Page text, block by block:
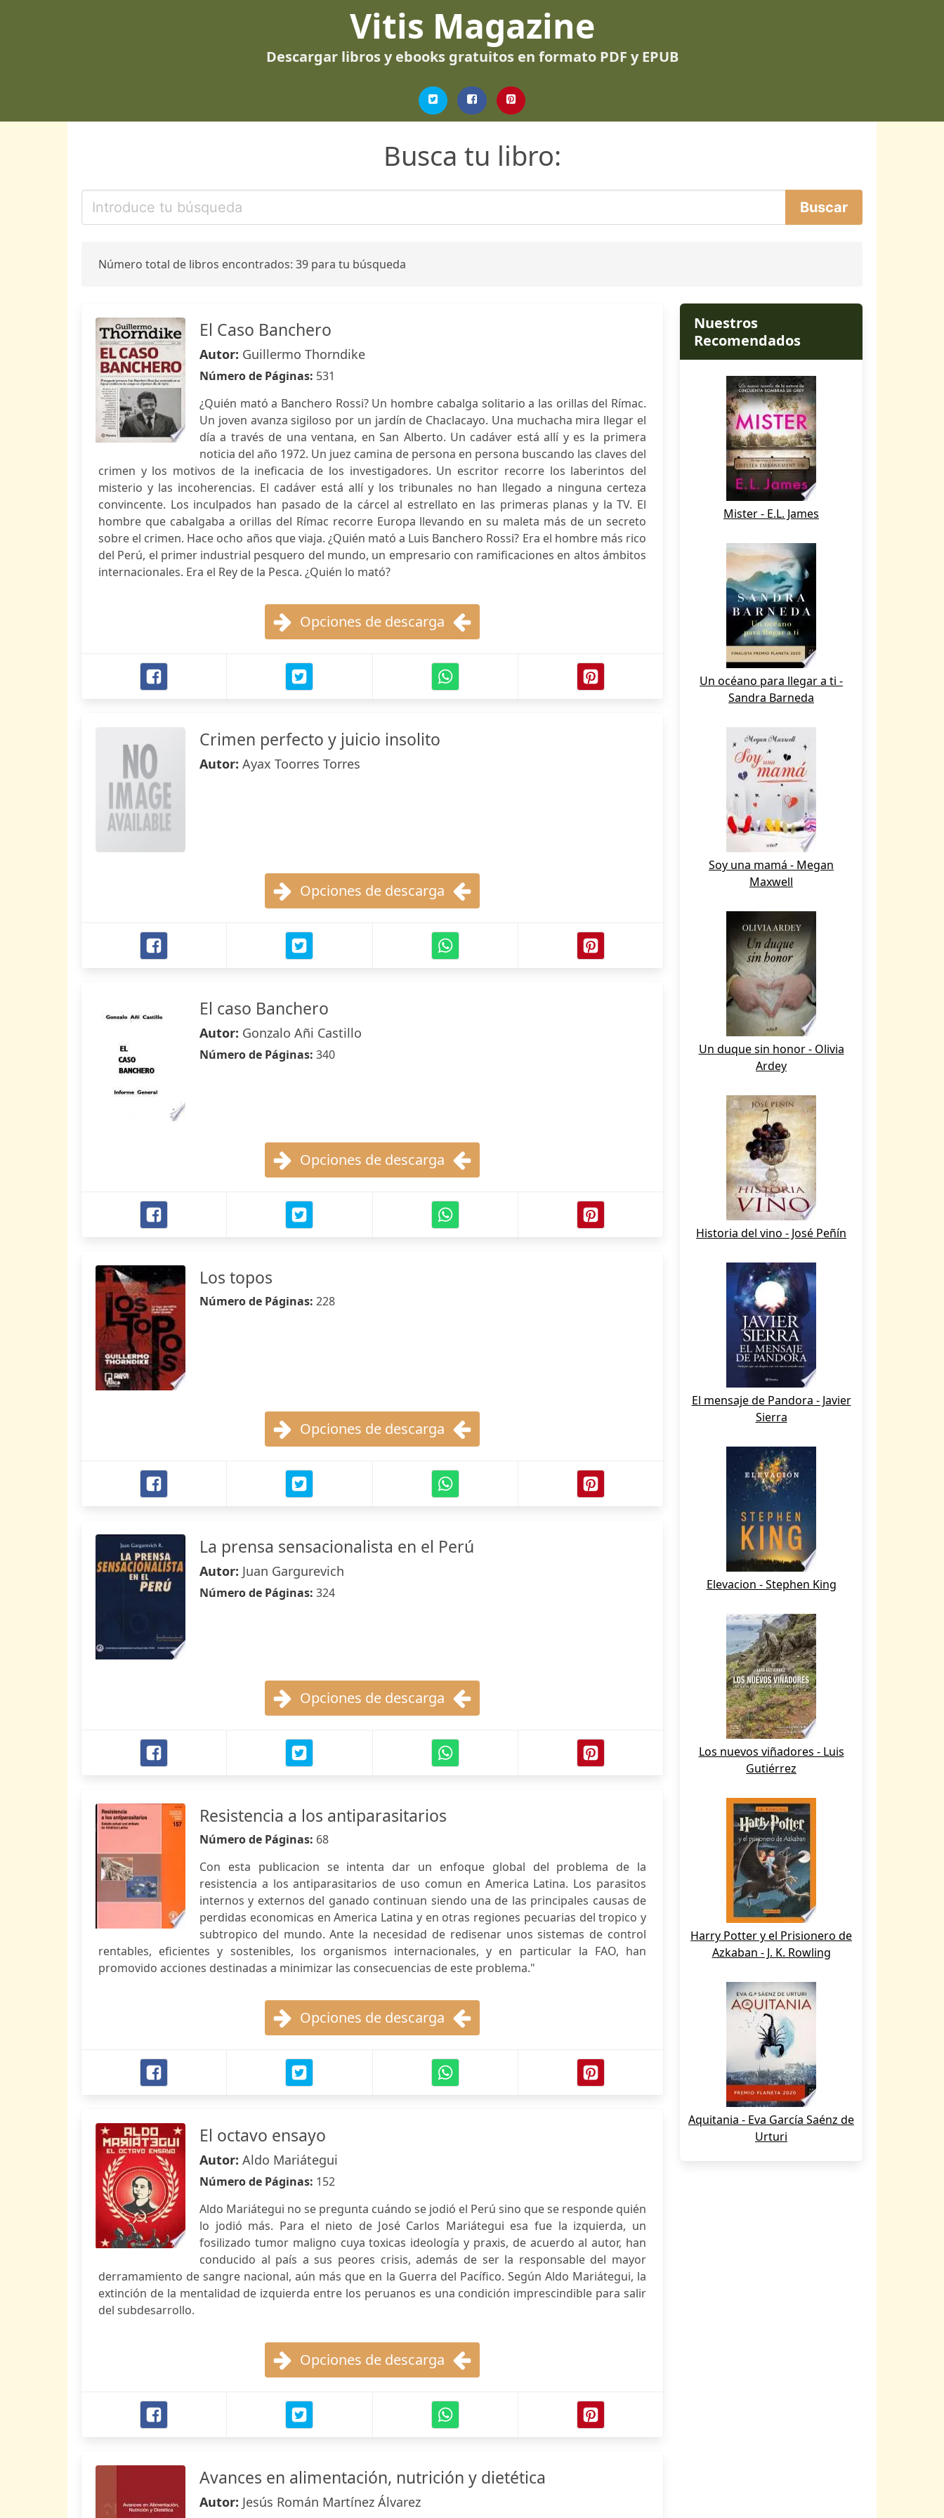
Vitis Magazine
Descargar libros y ebooks gratuitos en formato PDF y EPUB
Busca tu libro:
Número total de libros encontrados: 39 para tu búsqueda
El Caso Banchero
Autor: Guillermo Thorndike
Número de Páginas: 531
¿Quién mató a Banchero Rossi? Un hombre cabalga solitario a las orillas del Rímac.
Un joven avanza sigiloso por un jardín de Chaclacayo. Una muchacha mira llegar el
día a través de una ventana, en San Alberto. Un cadáver está allí y es la primera
noticia del año 1972. Un juez camina de persona en persona buscando las claves del
crimen y los motivos de la ineficacia de los investigadores. Un escritor recorre los laberintos del
misterio y las incoherencias. El cadáver está allí y los tribunales no han llegado a ninguna certeza
convincente. Los inculpados han pasado de la cárcel al estrellato en las primeras planas y la TV. El
hombre que cabalgaba a orillas del Rímac recorre Europa llevando en su maleta más de un secreto
sobre el crimen. Hace ocho años que viaja. ¿Quién mató a Luis Banchero Rossi? Era el hombre más rico
del Perú, el primer industrial pesquero del mundo, un empresario con ramificaciones en altos ámbitos
internacionales. Era el Rey de la Pesca. ¿Quién lo mató?
Opciones de descarga
Crimen perfecto y juicio insolito
Autor: Ayax Toorres Torres
Opciones de descarga
El caso Banchero
Autor: Gonzalo Añi Castillo
Número de Páginas: 340
Opciones de descarga
Los topos
Número de Páginas: 228
Opciones de descarga
La prensa sensacionalista en el Perú
Autor: Juan Gargurevich
Número de Páginas: 324
Opciones de descarga
Resistencia a los antiparasitarios
Número de Páginas: 68
Con esta publicacion se intenta dar un enfoque global del problema de la
resistencia a los antiparasitarios de uso comun en America Latina. Los parasitos
internos y externos del ganado continuan siendo una de las principales causas de
perdidas economicas en America Latina y en otras regiones pecuarias del tropico y
subtropico del mundo. Ante la necesidad de redisenar unos sistemas de control
rentables, eficientes y sostenibles, los organismos internacionales, y en particular la FAO, han
promovido acciones destinadas a minimizar las consecuencias de este problema."
Opciones de descarga
El octavo ensayo
Autor: Aldo Mariátegui
Número de Páginas: 152
Aldo Mariátegui no se pregunta cuándo se jodió el Perú sino que se responde quién
lo jodió más. Para el nieto de José Carlos Mariátegui esa fue la izquierda, un
fosilizado tumor maligno cuya toxicas ideología y praxis, de acuerdo al autor, han
conducido al país a sus peores crisis, además de ser la responsable del mayor
derramamiento de sangre nacional, aún más que en la Guerra del Pacífico. Según Aldo Mariátegui, la
extinción de la mentalidad de izquierda entre los peruanos es una condición imprescindible para salir
del subdesarrollo.
Opciones de descarga
Avances en alimentación, nutrición y dietética
Autor: Jesús Román Martínez Álvarez
Nuestros
Recomendados
Mister - E.L. James
Un océano para llegar a ti -
Sandra Barneda
Soy una mamá - Megan
Maxwell
Un duque sin honor - Olivia
Ardey
Historia del vino - José Peñín
El mensaje de Pandora - Javier
Sierra
Elevacion - Stephen King
Los nuevos viñadores - Luis
Gutiérrez
Harry Potter y el Prisionero de
Azkaban - J. K. Rowling
Aquitania - Eva García Saénz de
Urturi